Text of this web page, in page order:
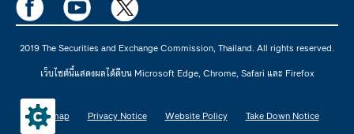
2019 The Securities and Exchange Commission, Thailand. All rights reserved.
เว็บไซต์นี้แสดงผลได้ดีบน Microsoft Edge, Chrome, Safari และ Firefox
Sitemap Privacy Notice Website Policy Take Down Notice